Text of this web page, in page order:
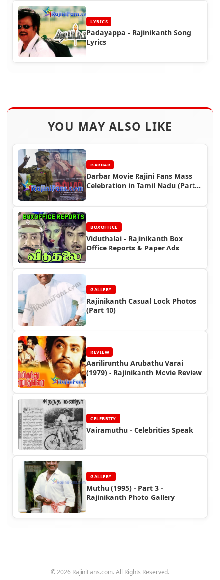
LYRICS
Padayappa - Rajinikanth Song
Lyrics
YOU MAY ALSO LIKE
DARBAR
Darbar Movie Rajini Fans Mass
Celebration in Tamil Nadu (Part
BOXOFFICE
Viduthalai - Rajinikanth Box
Office Reports & Paper Ads
GALLERY
Rajinikanth Casual Look Photos
(Part 10)
REVIEW
Aarilirunthu Arubathu Varai
(1979) - Rajinikanth Movie Review
CELEBRITY
Vairamuthu - Celebrities Speak
GALLERY
Muthu (1995) - Part 3 -
Rajinikanth Photo Gallery
© 2026 RajiniFans.com. All Rights Reserved.